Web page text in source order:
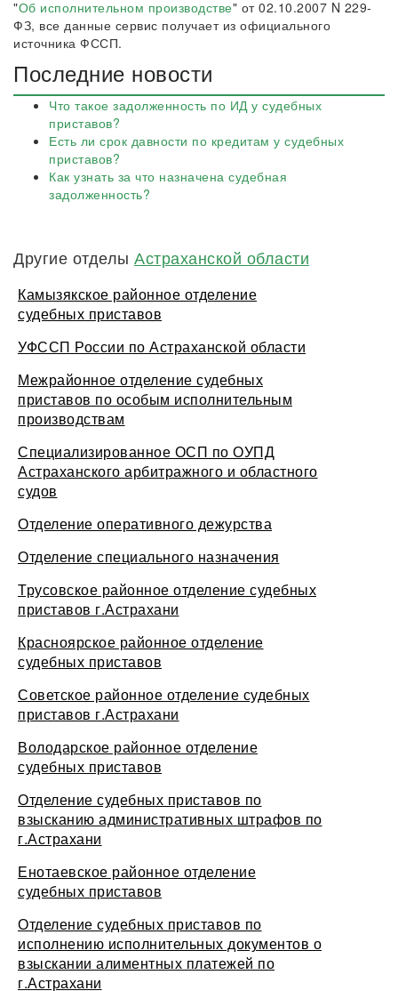
"Об исполнительном производстве" от 02.10.2007 N 229-
ФЗ, все данные сервис получает из официального
источника ФССП.
Последние новости
Что такое задолженность по ИД у судебных
приставов?
Есть ли срок давности по кредитам у судебных
приставов?
Как узнать за что назначена судебная
задолженность?
Другие отделы Астраханской области
Камызякское районное отделение
судебных приставов
УФССП России по Астраханской области
Межрайонное отделение судебных
приставов по особым исполнительным
производствам
Специализированное ОСП по ОУПД
Астраханского арбитражного и областного
судов
Отделение оперативного дежурства
Отделение специального назначения
Трусовское районное отделение судебных
приставов г.Астрахани
Красноярское районное отделение
судебных приставов
Советское районное отделение судебных
приставов г.Астрахани
Володарское районное отделение
судебных приставов
Отделение судебных приставов по
взысканию административных штрафов по
г.Астрахани
Енотаевское районное отделение
судебных приставов
Отделение судебных приставов по
исполнению исполнительных документов о
взыскании алиментных платежей по
г.Астрахани